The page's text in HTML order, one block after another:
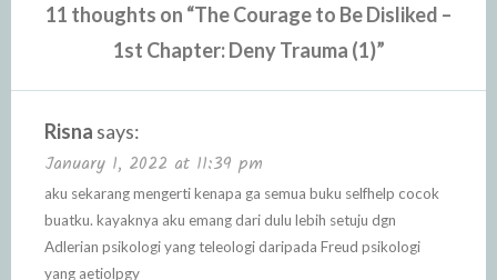
11 thoughts on “The Courage to Be Disliked –
1st Chapter: Deny Trauma (1)”
Risna says:
January 1, 2022 at 11:39 pm
aku sekarang mengerti kenapa ga semua buku selfhelp cocok
buatku. kayaknya aku emang dari dulu lebih setuju dgn
Adlerian psikologi yang teleologi daripada Freud psikologi
yang aetiolpgy